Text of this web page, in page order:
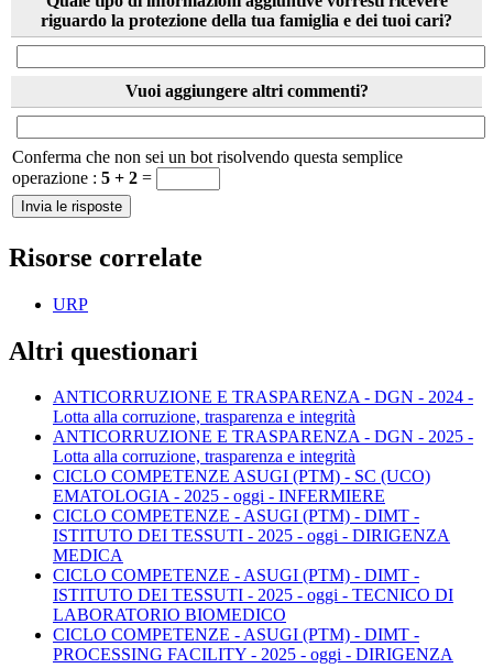
riguardo la protezione della tua famiglia e dei tuoi cari?
Vuoi aggiungere altri commenti?
Conferma che non sei un bot risolvendo questa semplice
operazione : 5 + 2 =
Risorse correlate
URP
Altri questionari
ANTICORRUZIONE E TRASPARENZA - DGN - 2024 -
Lotta alla corruzione, trasparenza e integrità
ANTICORRUZIONE E TRASPARENZA - DGN - 2025 -
Lotta alla corruzione, trasparenza e integrità
CICLO COMPETENZE ASUGI (PTM) - SC (UCO)
EMATOLOGIA - 2025 - oggi - INFERMIERE
CICLO COMPETENZE - ASUGI (PTM) - DIMT -
ISTITUTO DEI TESSUTI - 2025 - oggi - DIRIGENZA
MEDICA
CICLO COMPETENZE - ASUGI (PTM) - DIMT -
ISTITUTO DEI TESSUTI - 2025 - oggi - TECNICO DI
LABORATORIO BIOMEDICO
CICLO COMPETENZE - ASUGI (PTM) - DIMT -
PROCESSING FACILITY - 2025 - oggi - DIRIGENZA